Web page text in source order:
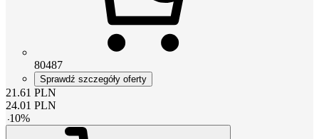
80487
Sprawdź szczegóły oferty
21.61 PLN
24.01 PLN
-10%